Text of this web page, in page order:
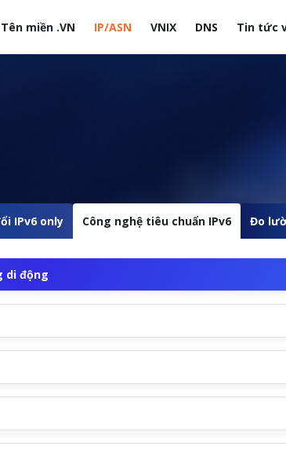
Tên miền .VN IP/ASN VNIX DNS Tin tức
IPv6 only Công nghệ tiêu chuẩn IPv6 Đo
di động